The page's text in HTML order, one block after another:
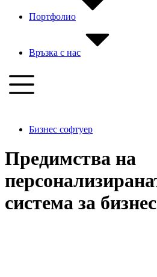
Портфолио
Връзка с нас
Бизнес софтуер
Предимства на
система за